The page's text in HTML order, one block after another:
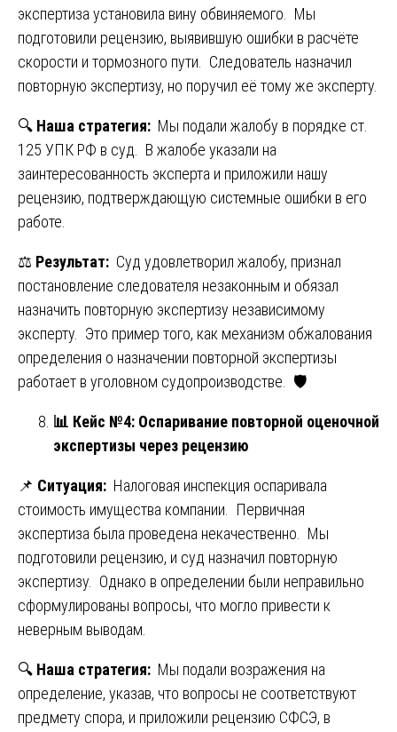
экспертиза установила вину обвиняемого. Мы
подготовили рецензию, выявившую ошибки в расчёте
скорости и тормозного пути. Следователь назначил
повторную экспертизу, но поручил её тому же эксперту.
🔍 Наша стратегия: Мы подали жалобу в порядке ст.
125 УПК РФ в суд. В жалобе указали на
заинтересованность эксперта и приложили нашу
рецензию, подтверждающую системные ошибки в его
работе.
⚖️ Результат: Суд удовлетворил жалобу, признал
постановление следователя незаконным и обязал
назначить повторную экспертизу независимому
эксперту. Это пример того, как механизм обжалования
определения о назначении повторной экспертизы
работает в уголовном судопроизводстве. 🛡️
📊 Кейс №4: Оспаривание повторной оценочной
экспертизы через рецензию
📌 Ситуация: Налоговая инспекция оспаривала
стоимость имущества компании. Первичная
экспертиза была проведена некачественно. Мы
подготовили рецензию, и суд назначил повторную
экспертизу. Однако в определении были неправильно
сформулированы вопросы, что могло привести к
неверным выводам.
🔍 Наша стратегия: Мы подали возражения на
определение, указав, что вопросы не соответствуют
предмету спора, и приложили рецензию СФСЭ, в